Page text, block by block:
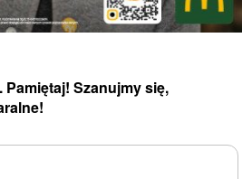
Pamiętaj! Szanujmy się,